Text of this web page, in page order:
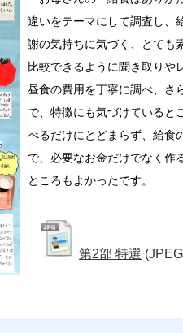
違いをテーマにして調査し、
謝の気持ちに気づく、とても
比較できるように聞き取りや
昼食の費用を丁寧に調べ、さ
で、特徴にも気づけていると
べるだけにとどまらず、給食
で、必要なお金だけでなく作
ところもよかったです。
第2部 特選